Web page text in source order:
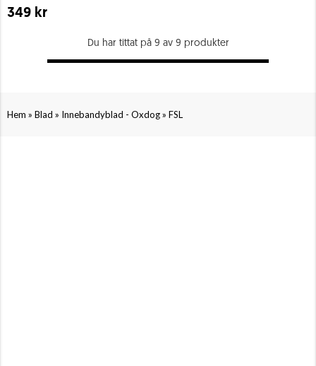
349 kr
Du har tittat på 9 av 9 produkter
Hem » Blad » Innebandyblad - Oxdog» FSL